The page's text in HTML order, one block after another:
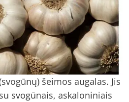
šeimos augalas. Jis
svogūnais, askaloniniais